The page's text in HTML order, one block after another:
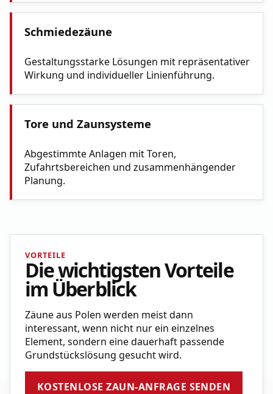
Schmiedezäune
Gestaltungsstarke Lösungen mit repräsentativer
Wirkung und individueller Linienführung.
Tore und Zaunsysteme
Abgestimmte Anlagen mit Toren,
Zufahrtsbereichen und zusammenhängender
Planung.
VORTEILE
Die wichtigsten Vorteile
im Überblick
Zäune aus Polen werden meist dann
interessant, wenn nicht nur ein einzelnes
Element, sondern eine dauerhaft passende
Grundstückslösung gesucht wird.
KOSTENLOSE ZAUN-ANFRAGE SENDEN